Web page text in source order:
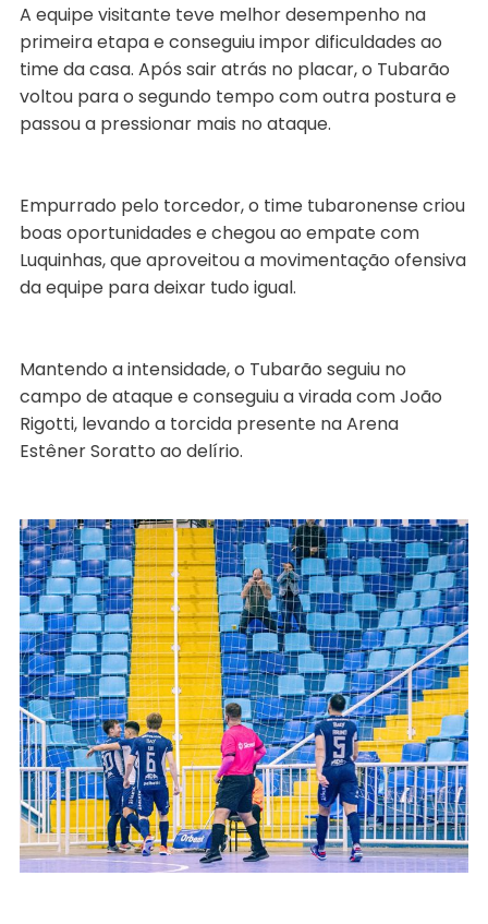
A equipe visitante teve melhor desempenho na
primeira etapa e conseguiu impor dificuldades ao
time da casa. Após sair atrás no placar, o Tubarão
voltou para o segundo tempo com outra postura e
passou a pressionar mais no ataque.
Empurrado pelo torcedor, o time tubaronense criou
boas oportunidades e chegou ao empate com
Luquinhas, que aproveitou a movimentação ofensiva
da equipe para deixar tudo igual.
Mantendo a intensidade, o Tubarão seguiu no
campo de ataque e conseguiu a virada com João
Rigotti, levando a torcida presente na Arena
Estêner Soratto ao delírio.